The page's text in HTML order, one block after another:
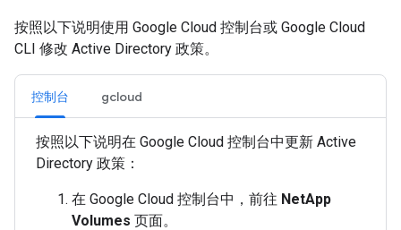
按照以下说明使用 Google Cloud 控制台或 Google Cloud
CLI 修改 Active Directory 政策。
控制台 gcloud
按照以下说明在 Google Cloud 控制台中更新 Active
Directory 政策：
在 Google Cloud 控制台中，前往 NetApp
Volumes 页面。